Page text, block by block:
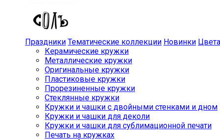
Праздники Тематические коллекции Новинки Цвета
Керамические кружки
Металлические кружки
Оригинальные кружки
Пластиковые кружки
Прорезиненные кружки
Стеклянные кружки
Кружки и чашки с двойными стенками и дном
Кружки и чашки для деколи
Кружки и чашки для сублимационной печати
Печать на кружках